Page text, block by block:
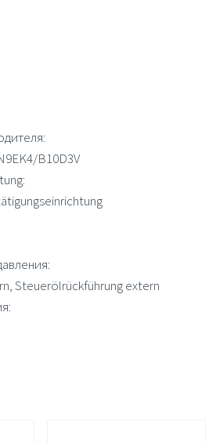
B10D3V
Steuerölrückführung extern